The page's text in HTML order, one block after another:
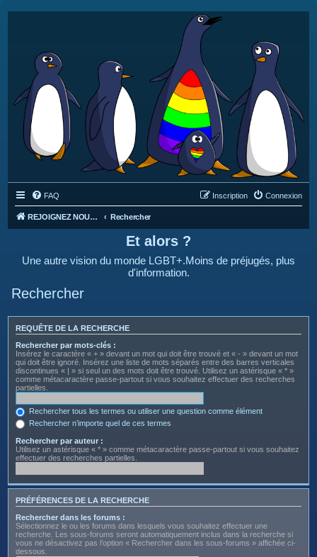
FAQ Connexion
Inscription
REJOIGNEZ NOUS SUR DISCORD : https://discord.gg/4C2Bvub Rechercher
Et alors ?
Une autre vision du monde LGBT+.Moins de préjugés, plus
d'information.
Rechercher
REQUÊTE DE LA RECHERCHE
Rechercher par mots-clés :
Insérez le caractère « + » devant un mot qui doit être trouvé et « - » devant un mot
qui doit être ignoré. Insérez une liste de mots séparés entre des barres verticales
discontinues « | » si seul un des mots doit être trouvé. Utilisez un astérisque « * »
comme métacaractère passe-partout si vous souhaitez effectuer des recherches
partielles.
Rechercher tous les termes ou utiliser une question comme élément
Rechercher n’importe quel de ces termes
Rechercher par auteur :
Utilisez un astérisque « * » comme métacaractère passe-partout si vous souhaitez
effectuer des recherches partielles.
PRÉFÉRENCES DE LA RECHERCHE
Rechercher dans les forums :
Sélectionnez le ou les forums dans lesquels vous souhaitez effectuer une
recherche. Les sous-forums seront automatiquement inclus dans la recherche si
vous ne désactivez pas l’option « Rechercher dans les sous-forums » affichée ci-
dessous.